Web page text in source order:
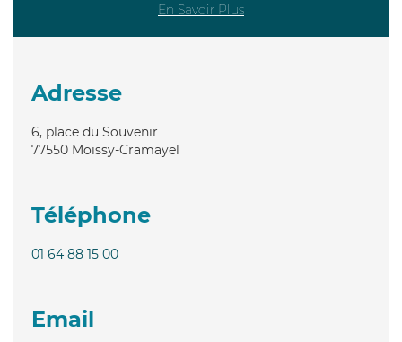
En Savoir Plus
Adresse
6, place du Souvenir
77550 Moissy-Cramayel
Téléphone
01 64 88 15 00
Email